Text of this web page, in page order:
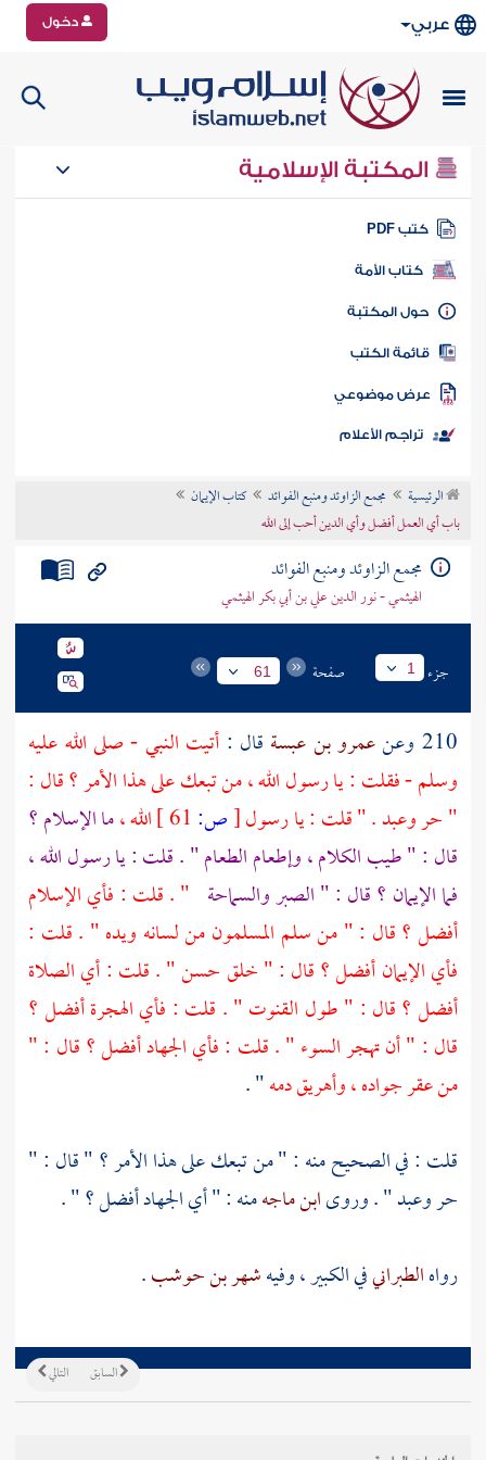
عربي دخول
المكتبة الإسلامية
كتب PDF
كتاب الأمة
المكتبة
الكتب
موضوعي
تراجم الأعلام
الرئيسية مجمع الزاوئد ومنبع الفوائد
كتاب الإيمان
باب أي العمل أفضل وأي الدين أحب إلى الله
مجمع الزاوئد ومنبع الفوائد
الهيثمي - نور الدين علي بن أبي بكر الهيثمي
جزء 1 صفحة 61
210 وعن عمرو بن عبسة قال : أتيت النبي - صلى الله عليه
وسلم - فقلت : يا رسول الله ، من تبعك على هذا الأمر ؟ قال :
" حر وعبد . " قلت : يا رسول[ص: الله ،ما الإسلام ؟
قال : " طيب الكلام ، وإطعام الطعام " . قلت : يا رسول الله ،
فما الإيمان ؟ قال : " الصبر والسماحة " . قلت : فأي الإسلام
أفضل ؟ قال : " من سلم المسلمون من لسانه ويده " . قلت :
فأي الإيمان أفضل ؟ قال : " خلق حسن " . قلت : أي الصلاة
أفضل ؟ قال : " طول القنوت " . قلت : فأي الهجرة أفضل ؟
قال : " أن تهجر السوء " . قلت : فأي الجهاد أفضل ؟ قال : "
من عقر جواده ، وأهريق دمه" .
قلت : في الصحيح منه : " من تبعك على هذا الأمر ؟ " قال : "
حر وعبد " . وروىابن ماجهمنه : " أي الجهاد أفضل ؟ " .
رواهالطبرانيفي الكبير ، وفيهشهر بن حوشب.
التالي السابق